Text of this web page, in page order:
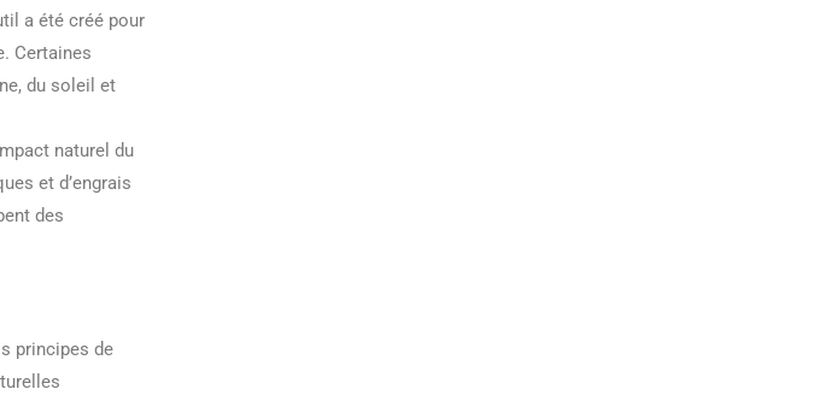
a été créé pour
Certaines
du soleil et
naturel du
et d’engrais
des
principes de